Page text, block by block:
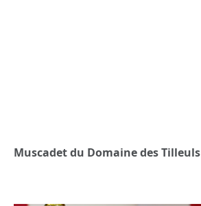
Muscadet du Domaine des Tilleuls